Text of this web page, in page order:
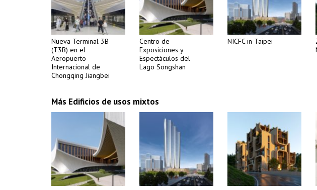
Nueva Terminal 3B
(T3B) en el
Aeropuerto
Internacional de
Chongqing Jiangbei
Centro de
Exposiciones y
Espectáculos del
Lago Songshan
NICFC in Taipei
Más Edificios de usos mixtos